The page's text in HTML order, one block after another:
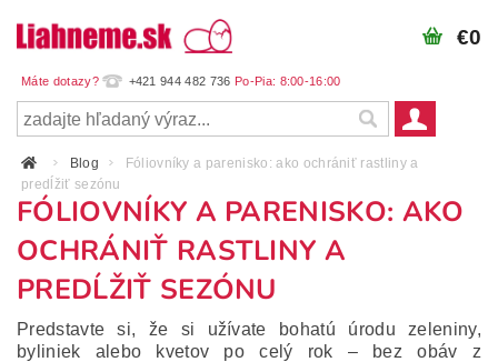
+421 944 482 736
€0
Blog
Fóliovníky a parenisko: ako ochrániť rastliny a
predĺžiť sezónu
FÓLIOVNÍKY A PARENISKO: AKO
OCHRÁNIŤ RASTLINY A
PREDĹŽIŤ SEZÓNU
Predstavte si, že si užívate bohatú úrodu zeleniny,
byliniek alebo kvetov po celý rok – bez obáv z